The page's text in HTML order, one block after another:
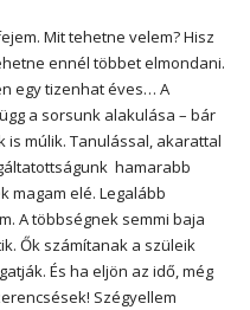
Mit tehetne velem? Hisz
ennél többet elmondani.
egy tizenhat éves… A
a sorsunk alakulása – bár
múlik. Tanulással, akarattal
hamarabb
magam elé. Legalább
A többségnek semmi baja
Ők számítanak a szüleik
És ha eljön az idő, még
Szégyellem